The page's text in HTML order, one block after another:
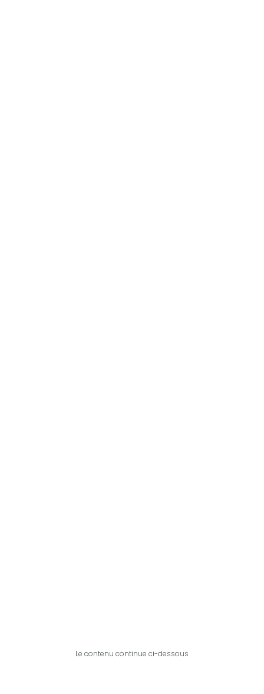
Le contenu continue ci-dessous